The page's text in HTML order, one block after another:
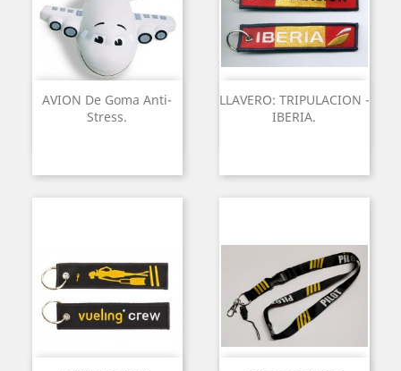
AVION De Goma Anti-
Stress.
LLAVERO: TRIPULACION -
IBERIA.